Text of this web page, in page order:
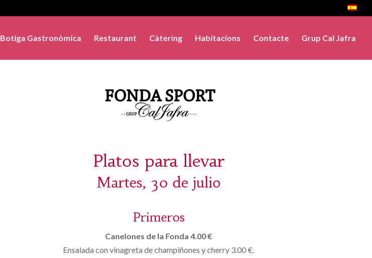
Botiga Gastronòmica Restaurant Càtering Habitacions Contacte Grup Cal Jafra
Platos para llevar
Martes, 30 de julio
Primeros
Canelones de la Fonda 4.00 €
Ensalada con vinagreta de champiñones y cherry 3.00 €.